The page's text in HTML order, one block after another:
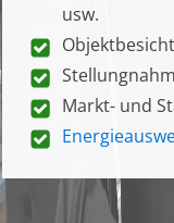
usw.
Markt- und